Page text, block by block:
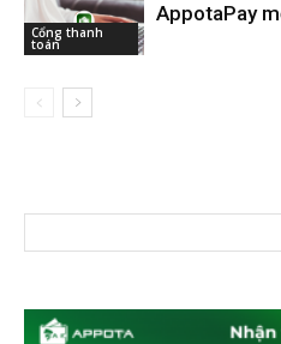
Cổng thanh
toán
AppotaPay